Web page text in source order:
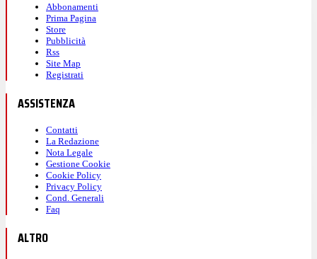
Abbonamenti
Prima Pagina
Store
Pubblicità
Rss
Site Map
Registrati
ASSISTENZA
Contatti
La Redazione
Nota Legale
Gestione Cookie
Cookie Policy
Privacy Policy
Cond. Generali
Faq
ALTRO